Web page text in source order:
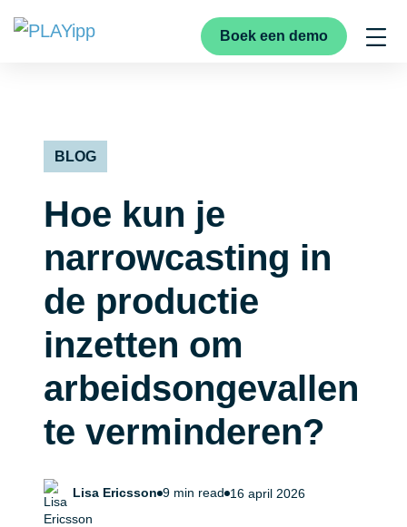
Boek een demo
BLOG
Hoe kun je
narrowcasting in
de productie
inzetten om
arbeidsongevallen
te verminderen?
Lisa Ericsson 9 min read 16 april 2026